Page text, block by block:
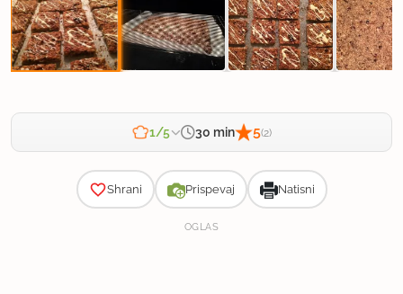
1/5 30 min 5(2)
Shrani Prispevaj Natisni
OGLAS